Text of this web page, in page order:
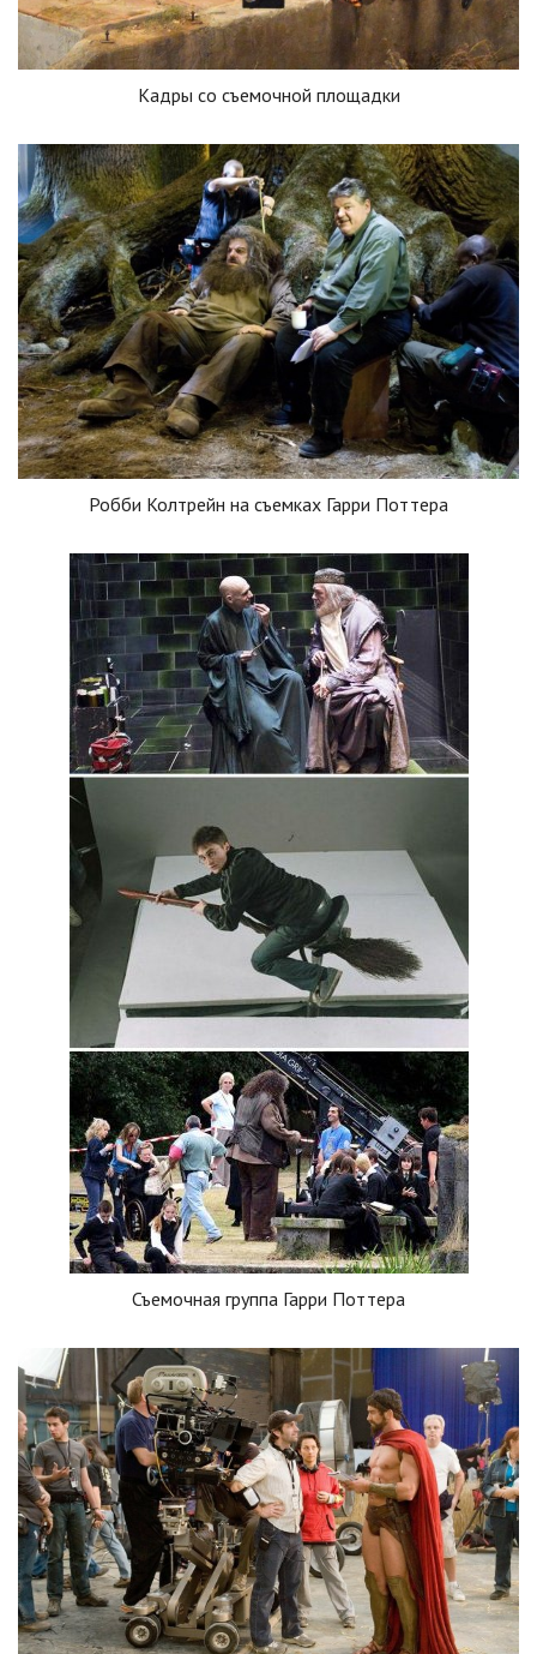
Кадры со съемочной площадки
Робби Колтрейн на съемках Гарри Поттера
Съемочная группа Гарри Поттера